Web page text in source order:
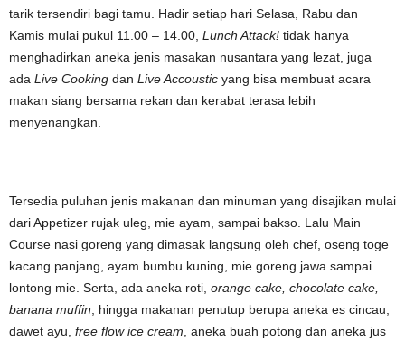
tarik tersendiri bagi tamu. Hadir setiap hari Selasa, Rabu dan
Kamis mulai pukul 11.00 – 14.00, Lunch Attack! tidak hanya
menghadirkan aneka jenis masakan nusantara yang lezat, juga
ada Live Cooking dan Live Accoustic yang bisa membuat acara
makan siang bersama rekan dan kerabat terasa lebih
menyenangkan.
Tersedia puluhan jenis makanan dan minuman yang disajikan mulai
dari Appetizer rujak uleg, mie ayam, sampai bakso. Lalu Main
Course nasi goreng yang dimasak langsung oleh chef, oseng toge
kacang panjang, ayam bumbu kuning, mie goreng jawa sampai
lontong mie. Serta, ada aneka roti, orange cake, chocolate cake,
banana muffin , hingga makanan penutup berupa aneka es cincau,
dawet ayu, free flow ice cream , aneka buah potong dan aneka jus